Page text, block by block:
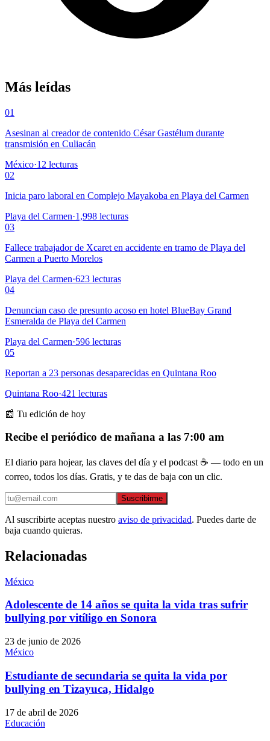
Más leídas
01
Asesinan al creador de contenido César Gastélum durante
transmisión en Culiacán
México·12 lecturas
02
Inicia paro laboral en Complejo Mayakoba en Playa del Carmen
Playa del Carmen·1,998 lecturas
03
Fallece trabajador de Xcaret en accidente en tramo de Playa del
Carmen a Puerto Morelos
Playa del Carmen·623 lecturas
04
Denuncian caso de presunto acoso en hotel BlueBay Grand
Esmeralda de Playa del Carmen
Playa del Carmen·596 lecturas
05
Reportan a 23 personas desaparecidas en Quintana Roo
Quintana Roo·421 lecturas
📰 Tu edición de hoy
Recibe el periódico de mañana a las 7:00 am
El diario para hojear, las claves del día y el podcast ☕ — todo en un
correo, todos los días. Gratis, y te das de baja con un clic.
Suscribirme
Al suscribirte aceptas nuestro aviso de privacidad. Puedes darte de
baja cuando quieras.
Relacionadas
México
Adolescente de 14 años se quita la vida tras sufrir
bullying por vitíligo en Sonora
23 de junio de 2026
México
Estudiante de secundaria se quita la vida por
bullying en Tizayuca, Hidalgo
17 de abril de 2026
Educación